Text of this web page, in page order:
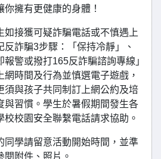
擁有更健康的身體！
如接獲可疑詐騙電話或不慎遇上
詐騙3步驟：「保持冷靜」、
報警或撥打165反詐騙諮詢專線」
時間及行為並慎選電子遊戲，
須與孩子共同制訂上網公約及培
與習慣。學生於暑假期間發生各
校園安全聯繫電話請求協助。
學請留意活動開始時間，並準
閱附件、照片。